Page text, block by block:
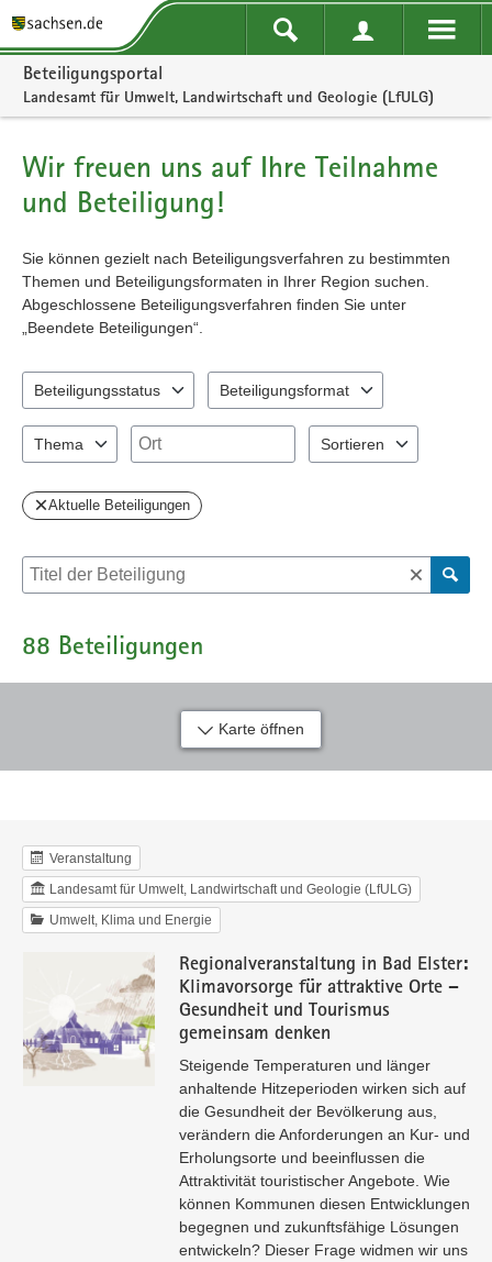
Portalnavigation
Beteiligungsportal
Landesamt für Umwelt, Landwirtschaft und Geologie (LfULG)
Wir freuen uns auf Ihre Teilnahme
und Beteiligung!
Sie können gezielt nach Beteiligungsverfahren zu bestimmten
Themen und Beteiligungsformaten in Ihrer Region suchen.
Abgeschlossene Beteiligungsverfahren finden Sie unter
„Beendete Beteiligungen“.
Beteiligungsstatus
Beteiligungsformat
Thema
Ort
Sortieren
Aktuelle Beteiligungen
Suche nach Beteiligung
88 Beteiligungen
Karte öffnen
Veranstaltung
Landesamt für Umwelt, Landwirtschaft und Geologie (LfULG)
Umwelt, Klima und Energie
Regionalveranstaltung in Bad Elster:
Klimavorsorge für attraktive Orte –
Gesundheit und Tourismus
gemeinsam denken
Steigende Temperaturen und länger
anhaltende Hitzeperioden wirken sich auf
die Gesundheit der Bevölkerung aus,
verändern die Anforderungen an Kur- und
Erholungsorte und beeinflussen die
Attraktivität touristischer Angebote. Wie
können Kommunen diesen Entwicklungen
begegnen und zukunftsfähige Lösungen
entwickeln? Dieser Frage widmen wir uns